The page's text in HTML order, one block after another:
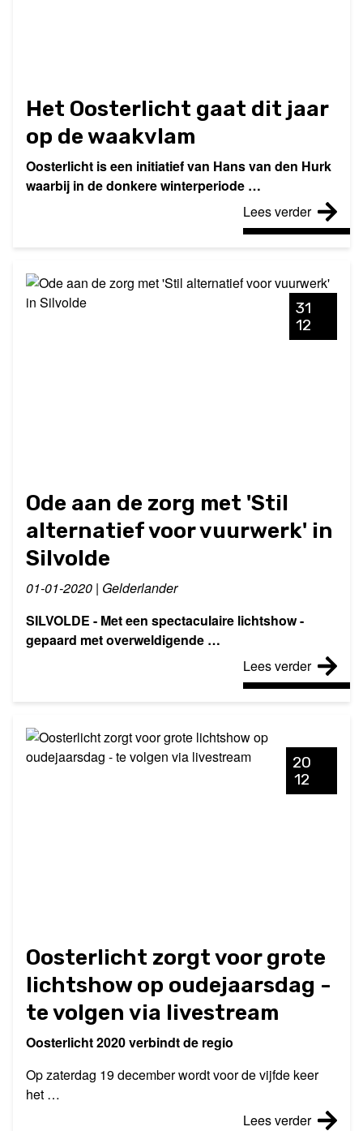
Het Oosterlicht gaat dit jaar
op de waakvlam
Oosterlicht is een initiatief van Hans van den Hurk
waarbij in de donkere winterperiode …
Lees verder
31
12
Ode aan de zorg met 'Stil
alternatief voor vuurwerk' in
Silvolde
01-01-2020 | Gelderlander
SILVOLDE - Met een spectaculaire lichtshow -
gepaard met overweldigende …
Lees verder
20
12
Oosterlicht zorgt voor grote
lichtshow op oudejaarsdag -
te volgen via livestream
Oosterlicht 2020 verbindt de regio
Op zaterdag 19 december wordt voor de vijfde keer
het …
Lees verder